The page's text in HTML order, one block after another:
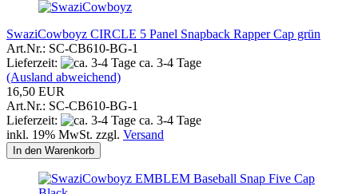
SwaziCowboyz CIRCLE 5 Panel Snapback Rapper Cap grün
Art.Nr.: SC-CB610-BG-1
Lieferzeit:
ca. 3-4 Tage
(Ausland abweichend)
16,50 EUR
Art.Nr.: SC-CB610-BG-1
Lieferzeit:
ca. 3-4 Tage
inkl. 19% MwSt. zzgl. Versand
In den Warenkorb